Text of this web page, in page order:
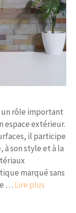
un rôle important
espace extérieur.
il participe
son style et à la
marqué sans
… Lire plus